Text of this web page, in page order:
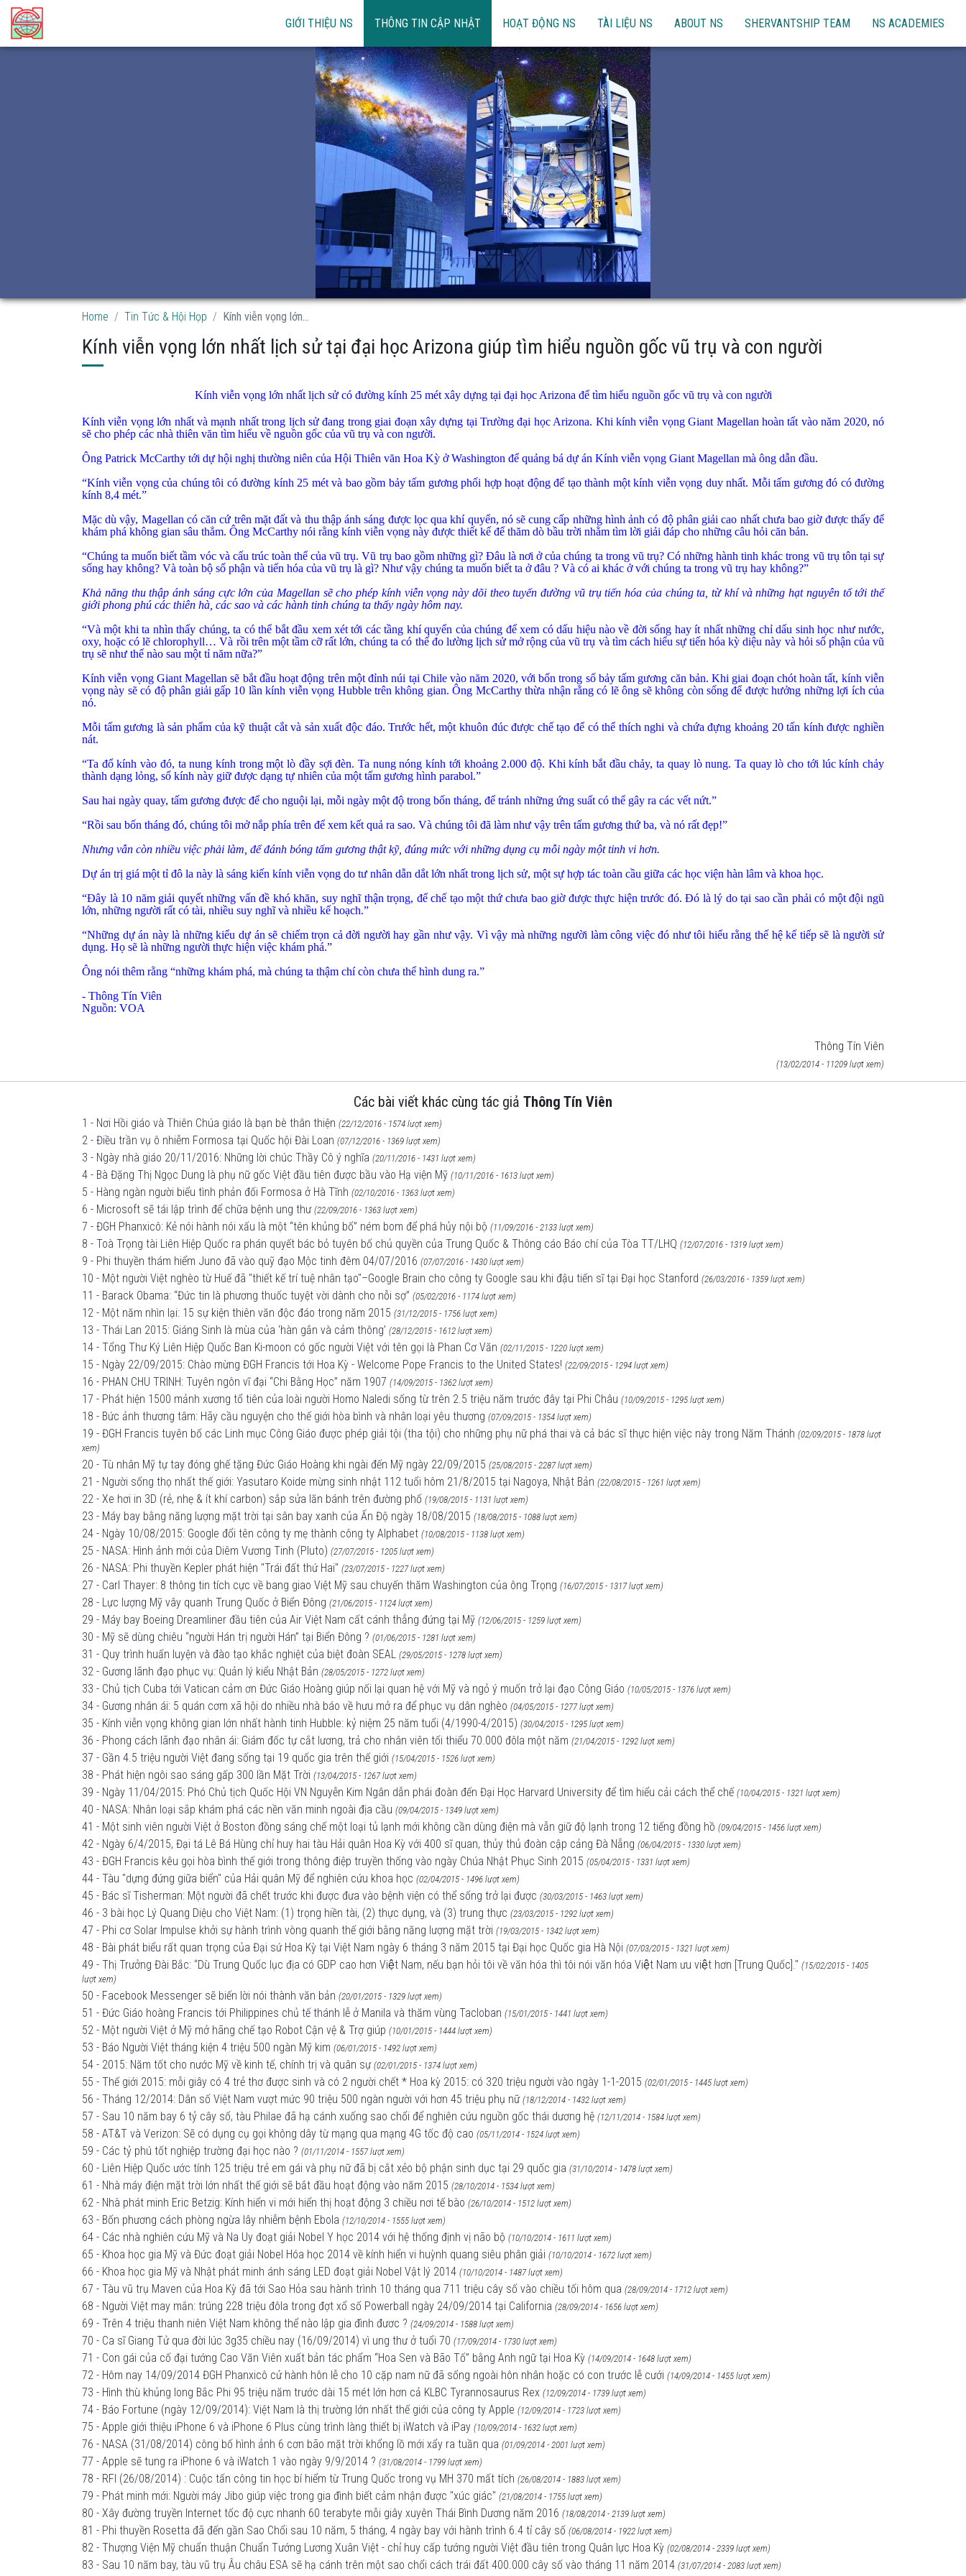
GIỚI THIỆU NS THÔNG TIN CẬP NHẬT HOẠT ĐỘNG NS TÀI LIỆU NS ABOUT NS SHERVANTSHIP TEAM NS ACADEMIES
Home Tin Tức & Hội Họp Kính viễn vọng lớn...
Kính viễn vọng lớn nhất lịch sử tại đại học Arizona giúp tìm hiểu nguồn gốc vũ trụ và con người
Kính viễn vọng lớn nhất lịch sử có đường kính 25 mét xây dựng tại đại học Arizona để tìm hiểu nguồn gốc vũ trụ và con người
Kính viễn vọng lớn nhất và mạnh nhất trong lịch sử đang trong giai đoạn xây dựng tại Trường đại học Arizona. Khi kính viễn vọng Giant Magellan hoàn tất vào năm 2020, nó
sẽ cho phép các nhà thiên văn tìm hiểu về nguồn gốc của vũ trụ và con người.
Ông Patrick McCarthy tới dự hội nghị thường niên của Hội Thiên văn Hoa Kỳ ởWashington để quảng bá dự án Kính viễn vọng Giant Magellan mà ông dẫn đầu.
“Kính viễn vọng của chúng tôi có đường kính 25 mét và bao gồm bảy tấm gương phối hợp hoạt động để tạo thành một kính viễn vọng duy nhất. Mỗi tấm gương đó có đường
kính 8,4 mét.”
Mặc dù vậy, Magellan có căn cứ trên mặt đất và thu thập ánh sáng được lọc qua khí quyển, nó sẽ cung cấp những hình ảnh có độ phân giải cao nhất chưa bao giờ được thấy để
khám phá không gian sâu thẳm. Ông McCarthy nói rằng kính viễn vọng này được thiết kế để thăm dò bầu trời nhằm tìm lời giải đáp cho những câu hỏi căn bản.
“Chúng ta muốn biết tầm vóc và cấu trúc toàn thể của vũ trụ. Vũ trụ bao gồm những gì? Đâu là nơi ở của chúng ta trong vũ trụ? Có những hành tinh khác trong vũ trụ tôn tại sự
sống hay không? Và toàn bộ số phận và tiến hóa của vũ trụ là gì? Như vậy chúng ta muốn biết ta ở đâu ? Và có ai khác ở với chúng ta trong vũ trụ hay không?”
Khả năng thu thập ánh sáng cực lớn của Magellan sẽ cho phép kính viễn vọng này dõi theo tuyến đường vũ trụ tiến hóa của chúng ta, từ khí và những hạt nguyên tố tới thế
giới phong phú các thiên hà, các sao và các hành tinh chúng ta thấy ngày hôm nay.
“Và một khi ta nhìn thấy chúng, ta có thể bắt đầu xem xét tới các tầng khí quyển của chúng để xem có dấu hiệu nào về đời sống hay ít nhất những chỉ dấu sinh học như nước,
oxy, hoặc có lẽ chlorophyll… Và rồi trên một tầm cỡ rất lớn, chúng ta có thể đo lường lịch sử mở rộng của vũ trụ và tìm cách hiểu sự tiến hóa kỳ diệu này và hỏi số phận của vũ
trụ sẽ như thế nào sau một tỉ năm nữa?”
Kính viễn vọng Giant Magellan sẽ bắt đầu hoạt động trên một đỉnh núi tại Chilevào năm 2020, với bốn trong số bảy tấm gương căn bản. Khi giai đoạn chót hoàn tất, kính viễn
vọng này sẽ có độ phân giải gấp 10 lần kính viễn vọng Hubble trên không gian. Ông McCarthy thừa nhận rằng có lẽ ông sẽ không còn sống để được hưởng những lợi ích của
nó.
Mỗi tấm gương là sản phẩm của kỹ thuật cắt và sản xuất độc đáo. Trước hết, một khuôn đúc được chế tạo để có thể thích nghi và chứa đựng khoảng 20 tấn kính được nghiền
nát.
“Ta đổ kính vào đó, ta nung kính trong một lò đầy sợi đèn. Ta nung nóng kính tới khoảng 2.000 độ. Khi kính bắt đầu chảy, ta quay lò nung. Ta quay lò cho tới lúc kính chảy
thành dạng lỏng, số kính này giữ được dạng tự nhiên của một tấm gương hình parabol.”
Sau hai ngày quay, tấm gương được để cho nguội lại, mỗi ngày một độ trong bốn tháng, để tránh những ứng suất có thể gây ra các vết nứt.”
“Rồi sau bốn tháng đó, chúng tôi mở nắp phía trên để xem kết quả ra sao. Và chúng tôi đã làm như vậy trên tấm gương thứ ba, và nó rất đẹp!”
Nhưng vẫn còn nhiều việc phải làm, để đánh bóng tấm gương thật kỹ, đúng mức với những dụng cụ mỗi ngày một tinh vi hơn.
Dự án trị giá một tỉ đô la này là sáng kiến kính viễn vọng do tư nhân dẫn dắt lớn nhất trong lịch sử, một sự hợp tác toàn cầu giữa các học viện hàn lâm và khoa học.
“Đây là 10 năm giải quyết những vấn đề khó khăn, suy nghĩ thận trọng, để chế tạo một thứ chưa bao giờ được thực hiện trước đó. Đó là lý do tại sao cần phải có một đội ngũ
lớn, những người rất có tài, nhiều suy nghĩ và nhiều kế hoạch.”
“Những dự án này là những kiểu dự án sẽ chiếm trọn cả đời người hay gần như vậy. Vì vậy mà những người làm công việc đó như tôi hiểu rằng thế hệ kế tiếp sẽ là người sử
dụng. Họ sẽ là những người thực hiện việc khám phá.”
Ông nói thêm rằng “những khám phá, mà chúng ta thậm chí còn chưa thể hình dung ra.”
- Thông Tín Viên
Nguồn: VOA
Thông Tín Viên
(13/02/2014 - 11209 lượt xem)
Các bài viết khác cùng tác giả Thông Tín Viên
1 - Nơi Hồi giáo và Thiên Chúa giáo là bạn bè thân thiện (22/12/2016 - 1574 lượt xem)
2 - Điều trần vụ ô nhiễm Formosa tại Quốc hội Đài Loan (07/12/2016 - 1369 lượt xem)
3 - Ngày nhà giáo 20/11/2016: Những lời chúc Thầy Cô ý nghĩa (20/11/2016 - 1431 lượt xem)
4 - Bà Đặng Thị Ngọc Dung là phụ nữ gốc Việt đầu tiên được bầu vào Hạ viện Mỹ (10/11/2016 - 1613 lượt xem)
5 - Hàng ngàn người biểu tình phản đối Formosa ở Hà Tĩnh (02/10/2016 - 1363 lượt xem)
6 - Microsoft sẽ tái lập trình để chữa bệnh ung thư (22/09/2016 - 1363 lượt xem)
7 - ĐGH Phanxicô: Kẻ nói hành nói xấu là một “tên khủng bố” ném bom để phá hủy nội bộ (11/09/2016 - 2133 lượt xem)
8 - Toà Trọng tài Liên Hiệp Quốc ra phán quyết bác bỏ tuyên bố chủ quyền của Trung Quốc & Thông cáo Báo chí của Tòa TT/LHQ (12/07/2016 - 1319 lượt xem)
9 - Phi thuyền thám hiểm Juno đã vào quỹ đạo Mộc tinh đêm 04/07/2016 (07/07/2016 - 1430 lượt xem)
10 - Một người Việt nghèo từ Huế đã "thiết kế trí tuệ nhân tạo"–Google Brain cho công ty Google sau khi đậu tiến sĩ tại Đại học Stanford (26/03/2016 - 1359 lượt xem)
11 - Barack Obama: “Đức tin là phương thuốc tuyệt vời dành cho nỗi sợ” (05/02/2016 - 1174 lượt xem)
12 - Một năm nhìn lại: 15 sự kiện thiên văn độc đáo trong năm 2015 (31/12/2015 - 1756 lượt xem)
13 - Thái Lan 2015: Giáng Sinh là mùa của ‘hàn gắn và cảm thông’ (28/12/2015 - 1612 lượt xem)
14 - Tổng Thư Ký Liên Hiệp Quốc Ban Ki-moon có gốc người Việt với tên gọi là Phan Cơ Văn (02/11/2015 - 1220 lượt xem)
15 - Ngày 22/09/2015: Chào mừng ĐGH Francis tới Hoa Kỳ - Welcome Pope Francis to the United States! (22/09/2015 - 1294 lượt xem)
16 - PHAN CHU TRINH: Tuyên ngôn vĩ đại “Chi Bằng Học” năm 1907 (14/09/2015 - 1362 lượt xem)
17 - Phát hiện 1500 mảnh xương tổ tiên của loài người Homo Naledi sống từ trên 2.5 triệu năm trước đây tại Phi Châu (10/09/2015 - 1295 lượt xem)
18 - Bức ảnh thương tâm: Hãy cầu nguyện cho thế giới hòa bình và nhân loại yêu thương (07/09/2015 - 1354 lượt xem)
19 - ĐGH Francis tuyên bố các Linh mục Công Giáo được phép giải tội (tha tội) cho những phụ nữ phá thai và cả bác sĩ thực hiện việc này trong Năm Thánh (02/09/2015 - 1878 lượt
xem)
20 - Tù nhân Mỹ tự tay đóng ghế tặng Đức Giáo Hoàng khi ngài đến Mỹ ngày 22/09/2015 (25/08/2015 - 2287 lượt xem)
21 - Người sống thọ nhất thế giới: Yasutaro Koide mừng sinh nhật 112 tuổi hôm 21/8/2015 tại Nagoya, Nhật Bản (22/08/2015 - 1261 lượt xem)
22 - Xe hơi in 3D (rẻ, nhẹ & ít khí carbon) sắp sửa lăn bánh trên đường phố (19/08/2015 - 1131 lượt xem)
23 - Máy bay bằng năng lượng mặt trời tại sân bay xanh của Ấn Độ ngày 18/08/2015 (18/08/2015 - 1088 lượt xem)
24 - Ngày 10/08/2015: Google đổi tên công ty mẹ thành công ty Alphabet (10/08/2015 - 1138 lượt xem)
25 - NASA: Hình ảnh mới của Diêm Vương Tinh (Pluto) (27/07/2015 - 1205 lượt xem)
26 - NASA: Phi thuyền Kepler phát hiện "Trái đất thứ Hai" (23/07/2015 - 1227 lượt xem)
27 - Carl Thayer: 8 thông tin tích cực về bang giao Việt Mỹ sau chuyến thăm Washington của ông Trọng (16/07/2015 - 1317 lượt xem)
28 - Lực lượng Mỹ vây quanh Trung Quốc ở Biển Đông (21/06/2015 - 1124 lượt xem)
29 - Máy bay Boeing Dreamliner đầu tiên của Air Việt Nam cất cánh thẳng đứng tại Mỹ (12/06/2015 - 1259 lượt xem)
30 - Mỹ sẽ dùng chiêu “người Hán trị người Hán” tại Biển Đông ? (01/06/2015 - 1281 lượt xem)
31 - Quy trình huấn luyện và đào tạo khắc nghiệt của biệt đoàn SEAL (29/05/2015 - 1278 lượt xem)
32 - Gương lãnh đạo phục vụ: Quản lý kiểu Nhật Bản (28/05/2015 - 1272 lượt xem)
33 - Chủ tịch Cuba tới Vatican cảm ơn Đức Giáo Hoàng giúp nối lại quan hệ với Mỹ và ngỏ ý muốn trở lại đạo Công Giáo (10/05/2015 - 1376 lượt xem)
34 - Gương nhân ái: 5 quán cơm xã hội do nhiều nhà báo về hưu mở ra để phục vụ dân nghèo (04/05/2015 - 1277 lượt xem)
35 - Kính viễn vọng không gian lớn nhất hành tinh Hubble: kỷ niệm 25 năm tuổi (4/1990-4/2015) (30/04/2015 - 1295 lượt xem)
36 - Phong cách lãnh đạo nhân ái: Giám đốc tự cắt lương, trả cho nhân viên tối thiểu 70.000 đôla một năm (21/04/2015 - 1292 lượt xem)
37 - Gần 4.5 triệu người Việt đang sống tại 19 quốc gia trên thế giới (15/04/2015 - 1526 lượt xem)
38 - Phát hiện ngôi sao sáng gấp 300 lần Mặt Trời (13/04/2015 - 1267 lượt xem)
39 - Ngày 11/04/2015: Phó Chủ tịch Quốc Hội VN Nguyễn Kim Ngân dẫn phái đoàn đến Đại Học Harvard University để tìm hiểu cải cách thể chế (10/04/2015 - 1321 lượt xem)
40 - NASA: Nhân loại sắp khám phá các nền văn minh ngoài địa cầu (09/04/2015 - 1349 lượt xem)
41 - Một sinh viên người Việt ở Boston đồng sáng chế một loại tủ lạnh mới không cần dùng điện mà vẫn giữ độ lạnh trong 12 tiếng đồng hồ (09/04/2015 - 1456 lượt xem)
42 - Ngày 6/4/2015, Đại tá Lê Bá Hùng chỉ huy hai tàu Hải quân Hoa Kỳ với 400 sĩ quan, thủy thủ đoàn cập cảng Đà Nẵng (06/04/2015 - 1330 lượt xem)
43 - ĐGH Francis kêu gọi hòa bình thế giới trong thông điệp truyền thống vào ngày Chúa Nhật Phục Sinh 2015 (05/04/2015 - 1331 lượt xem)
44 - Tàu "dựng đứng giữa biển" của Hải quân Mỹ để nghiên cứu khoa học (02/04/2015 - 1496 lượt xem)
45 - Bác sĩ Tisherman: Một người đã chết trước khi được đưa vào bệnh viện có thể sống trở lại được (30/03/2015 - 1463 lượt xem)
46 - 3 bài học Lý Quang Diệu cho Việt Nam: (1) trọng hiền tài, (2) thực dụng, và (3) trung thực (23/03/2015 - 1292 lượt xem)
47 - Phi cơ Solar Impulse khởi sự hành trình vòng quanh thế giới bằng năng lượng mặt trời (19/03/2015 - 1342 lượt xem)
48 - Bài phát biểu rất quan trọng của Đại sứ Hoa Kỳ tại Việt Nam ngày 6 tháng 3 năm 2015 tại Đại học Quốc gia Hà Nội (07/03/2015 - 1321 lượt xem)
49 - Thị Trưởng Đài Bắc: “Dù Trung Quốc lục địa có GDP cao hơn Việt Nam, nếu bạn hỏi tôi về văn hóa thì tôi nói văn hóa Việt Nam ưu việt hơn [Trung Quốc]." (15/02/2015 - 1405
lượt xem)
50 - Facebook Messenger sẽ biến lời nói thành văn bản (20/01/2015 - 1329 lượt xem)
51 - Đức Giáo hoàng Francis tới Philippines chủ tế thánh lễ ở Manila và thăm vùng Tacloban (15/01/2015 - 1441 lượt xem)
52 - Một người Việt ở Mỹ mở hãng chế tạo Robot Cận vệ & Trợ giúp (10/01/2015 - 1444 lượt xem)
53 - Báo Người Việt tháng kiện 4 triệu 500 ngàn Mỹ kim (06/01/2015 - 1492 lượt xem)
54 - 2015: Năm tốt cho nước Mỹ về kinh tế, chính trị và quân sự (02/01/2015 - 1374 lượt xem)
55 - Thế giới 2015: mỗi giây có 4 trẻ thơ được sinh và có 2 người chết * Hoa kỳ 2015: có 320 triệu người vào ngày 1-1-2015 (02/01/2015 - 1445 lượt xem)
56 - Tháng 12/2014: Dân số Việt Nam vượt mức 90 triệu 500 ngàn người với hơn 45 triệu phụ nữ (18/12/2014 - 1432 lượt xem)
57 - Sau 10 năm bay 6 tỷ cây số, tàu Philae đã hạ cánh xuống sao chổi để nghiên cứu nguồn gốc thái dương hệ (12/11/2014 - 1584 lượt xem)
58 - AT&T và Verizon: Sẽ có dụng cụ gọi không dây từ mạng qua mạng 4G tốc độ cao (05/11/2014 - 1524 lượt xem)
59 - Các tỷ phú tốt nghiệp trường đại học nào ? (01/11/2014 - 1557 lượt xem)
60 - Liên Hiệp Quốc ước tính 125 triệu trẻ em gái và phụ nữ đã bị cắt xẻo bộ phận sinh dục tại 29 quốc gia (31/10/2014 - 1478 lượt xem)
61 - Nhà máy điện mặt trời lớn nhất thế giới sẽ bắt đầu hoạt động vào năm 2015 (28/10/2014 - 1534 lượt xem)
62 - Nhà phát minh Eric Betzig: Kính hiển vi mới hiển thị hoạt động 3 chiều nơi tế bào (26/10/2014 - 1512 lượt xem)
63 - Bốn phương cách phòng ngừa lây nhiễm bệnh Ebola (12/10/2014 - 1555 lượt xem)
64 - Các nhà nghiên cứu Mỹ và Na Uy đoạt giải Nobel Y học 2014 với hệ thống định vị não bộ (10/10/2014 - 1611 lượt xem)
65 - Khoa học gia Mỹ và Đức đoạt giải Nobel Hóa học 2014 về kính hiển vi huỳnh quang siêu phân giải (10/10/2014 - 1672 lượt xem)
66 - Khoa học gia Mỹ và Nhật phát minh ánh sáng LED đoạt giải Nobel Vật lý 2014 (10/10/2014 - 1487 lượt xem)
67 - Tàu vũ trụ Maven của Hoa Kỳ đã tới Sao Hỏa sau hành trình 10 tháng qua 711 triệu cây số vào chiều tối hôm qua (28/09/2014 - 1712 lượt xem)
68 - Người Việt may mắn: trúng 228 triệu đôla trong đợt xổ số Powerball ngày 24/09/2014 tại California (28/09/2014 - 1656 lượt xem)
69 - Trên 4 triệu thanh niên Việt Nam không thể nào lập gia đình đươc ? (24/09/2014 - 1588 lượt xem)
70 - Ca sĩ Giang Tử qua đời lúc 3g35 chiều nay (16/09/2014) vì ung thư ở tuổi 70 (17/09/2014 - 1730 lượt xem)
71 - Con gái của cố đại tướng Cao Văn Viên xuất bản tác phẩm “Hoa Sen và Bão Tố” bằng Anh ngữ tại Hoa Kỳ (14/09/2014 - 1648 lượt xem)
72 - Hôm nay 14/09/2014 ĐGH Phanxicô cử hành hôn lễ cho 10 cặp nam nữ đã sống ngoài hôn nhân hoặc có con trước lễ cưới (14/09/2014 - 1455 lượt xem)
73 - Hình thù khủng long Bắc Phi 95 triệu năm trước dài 15 mét lớn hơn cả KLBC Tyrannosaurus Rex (12/09/2014 - 1739 lượt xem)
74 - Báo Fortune (ngày 12/09/2014): Việt Nam là thị trường lớn nhất thế giới của công ty Apple (12/09/2014 - 1723 lượt xem)
75 - Apple giới thiệu iPhone 6 và iPhone 6 Plus cùng trình làng thiết bị iWatch và iPay (10/09/2014 - 1632 lượt xem)
76 - NASA (31/08/2014) công bố hình ảnh 6 cơn bão mặt trời khổng lồ mới xẩy ra tuần qua (01/09/2014 - 2001 lượt xem)
77 - Apple sẽ tung ra iPhone 6 và iWatch 1 vào ngày 9/9/2014 ? (31/08/2014 - 1799 lượt xem)
78 - RFI (26/08/2014) : Cuộc tấn công tin học bí hiểm từ Trung Quốc trong vụ MH 370 mất tích (26/08/2014 - 1883 lượt xem)
79 - Phát minh mới: Người máy Jibo giúp việc trong gia đình biết cảm nhận được "xúc giác" (21/08/2014 - 1755 lượt xem)
80 - Xây đường truyền Internet tốc độ cực nhanh 60 terabyte mỗi giây xuyên Thái Bình Dương năm 2016 (18/08/2014 - 2139 lượt xem)
81 - Phi thuyền Rosetta đã đến gần Sao Chổi sau 10 năm, 5 tháng, 4 ngày bay với hành trình 6.4 tỉ cây số (06/08/2014 - 1922 lượt xem)
82 - Thượng Viện Mỹ chuẩn thuận Chuẩn Tướng Lương Xuân Việt - chỉ huy cấp tướng người Việt đầu tiên trong Quân lực Hoa Kỳ (02/08/2014 - 2339 lượt xem)
83 - Sau 10 năm bay, tàu vũ trụ Âu châu ESA sẽ hạ cánh trên một sao chổi cách trái đất 400.000 cây số vào tháng 11 năm 2014 (31/07/2014 - 2083 lượt xem)